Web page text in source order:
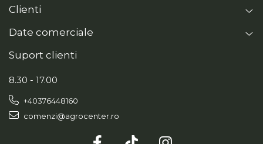
Clienti
Date comerciale
Suport clienti
8.30 - 17.00
+40376448160
comenzi@agrocenter.ro